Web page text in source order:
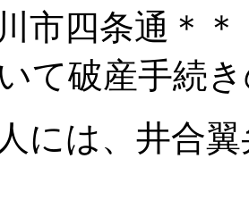
市四条通＊
て破産手続
には、井合